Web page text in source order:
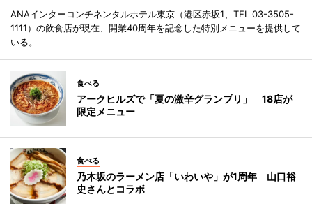
ANAインターコンチネンタルホテル東京（港区赤坂1、TEL 03-3505-
1111）の飲食店が現在、開業40周年を記念した特別メニューを提供して
いる。
食べる
アークヒルズで「夏の激辛グランプリ」 18店が
限定メニュー
食べる
乃木坂のラーメン店「いわいや」が1周年 山口裕
史さんとコラボ